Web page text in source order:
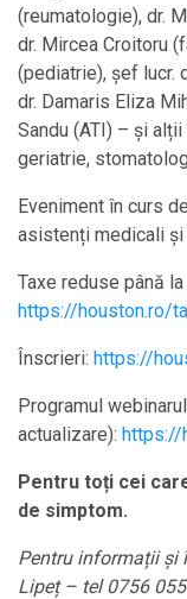
(reumatologie), dr.
dr. Mircea Croitoru
(pediatrie), șef lucr.
dr. Damaris Eliza
Sandu (ATI) – și
geriatrie,
Eveniment în curs
asistenți medicali și
Taxe reduse până
https://houston.ro/
Înscrieri: https://
Programul
actualizare): https://
Pentru toți cei
de simptom.
Pentru informații și
Lipeț – tel 0756